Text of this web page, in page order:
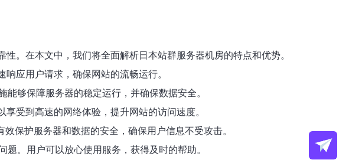
。在本文中，我们将全面解析日本站群服务器机房的特点和优势。
应用户请求，确保网站的流畅运行。
够保障服务器的稳定运行，并确保数据安全。
受到高速的网络体验，提升网站的访问速度。
保护服务器和数据的安全，确保用户信息不受攻击。
。用户可以放心使用服务，获得及时的帮助。